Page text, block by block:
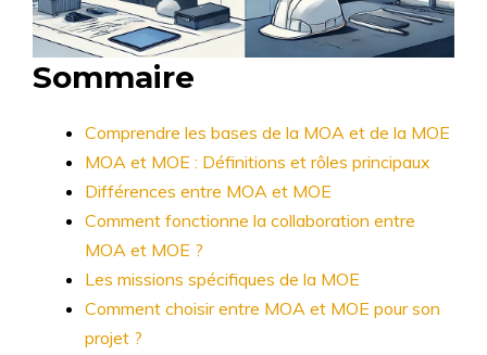
Sommaire
Comprendre les bases de la MOA et de la MOE
MOA et MOE : Définitions et rôles principaux
Différences entre MOA et MOE
Comment fonctionne la collaboration entre
MOA et MOE ?
Les missions spécifiques de la MOE
Comment choisir entre MOA et MOE pour son
projet ?